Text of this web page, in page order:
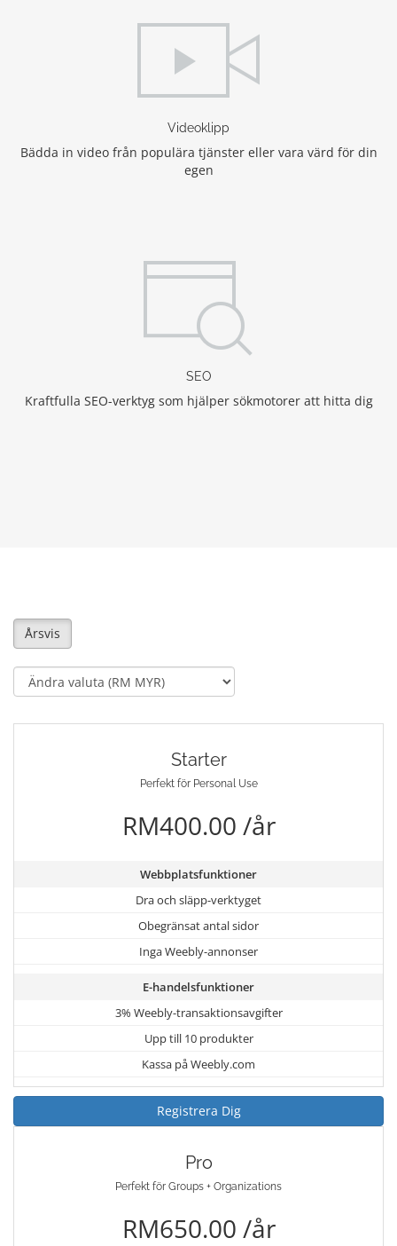
Videoklipp
Bädda in video från populära tjänster eller vara värd för din
egen
SEO
Kraftfulla SEO-verktyg som hjälper sökmotorer att hitta dig
Årsvis
Starter
Perfekt för Personal Use
RM400.00 /år
Webbplatsfunktioner
Dra och släpp-verktyget
Obegränsat antal sidor
Inga Weebly-annonser
E-handelsfunktioner
3% Weebly-transaktionsavgifter
Upp till 10 produkter
Kassa på Weebly.com
Registrera Dig
Pro
Perfekt för Groups + Organizations
RM650.00 /år